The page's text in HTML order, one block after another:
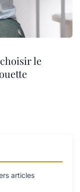
le
articles